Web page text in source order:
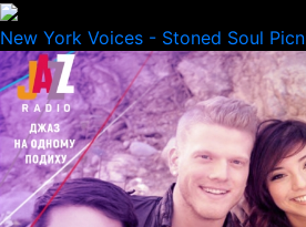
New York Voices - Stoned Soul